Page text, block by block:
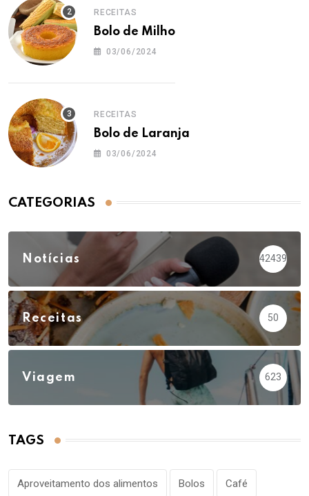
RECEITAS
Bolo de Milho
03/06/2024
RECEITAS
Bolo de Laranja
03/06/2024
CATEGORIAS
Notícias 42439
Receitas 50
Viagem 623
TAGS
Aproveitamento dos alimentos Bolos Café